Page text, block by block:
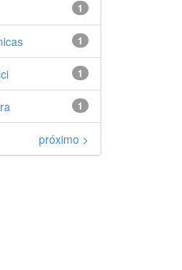
1
1
1
1
próximo >